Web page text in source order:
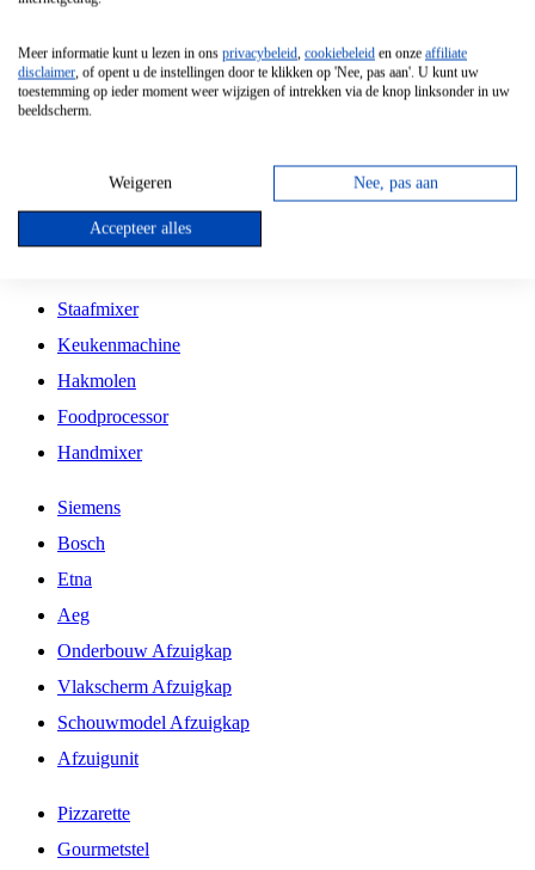
Vrijstaande Magnetron
Vrijstaande Kookplaat
Inbouw Gaskookplaat
Inbouw Keramische Kookplaat
Kookplaat Accessoires
Staafmixer
Keukenmachine
Hakmolen
Foodprocessor
Handmixer
Siemens
Bosch
Etna
Aeg
Onderbouw Afzuigkap
Vlakscherm Afzuigkap
Schouwmodel Afzuigkap
Afzuigunit
Pizzarette
Gourmetstel
Meer informatie kunt u lezen in ons privacybeleid, cookiebeleid en onze affiliate
disclaimer, of opent u de instellingen door te klikken op 'Nee, pas aan'. U kunt uw
toestemming op ieder moment weer wijzigen of intrekken via de knop linksonder in uw
beeldscherm.
Weigeren Nee, pas aan
Accepteer alles